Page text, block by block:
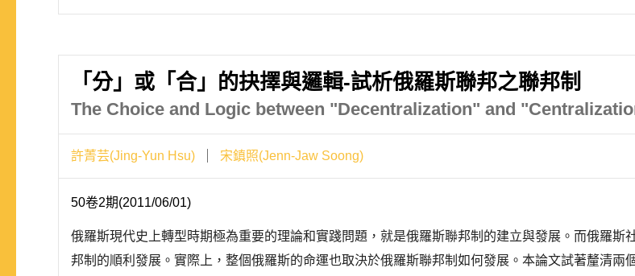
「分」或「合」的抉擇與邏輯-試析俄羅斯聯邦之聯邦制
The Choice and Logic between "Decentralization" and
許菁芸(Jing-Yun Hsu) 宋鎮照(Jenn-Jaw Soong)
50卷2期(2011/06/01)
俄羅斯現代史上轉型時期極為重要的理論和實踐問題，就是俄羅斯聯邦制的建立與發展。而俄羅
邦制的順利發展。實際上，整個俄羅斯的命運也取決於俄羅斯聯邦制如何發展。本論文試著釐清